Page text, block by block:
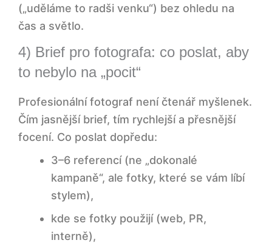
(„uděláme to radši venku“) bez ohledu na
čas a světlo.
4) Brief pro fotografa: co poslat, aby
to nebylo na „pocit“
Profesionální fotograf není čtenář myšlenek.
Čím jasnější brief, tím rychlejší a přesnější
focení. Co poslat dopředu:
3–6 referencí (ne „dokonalé
kampaně“, ale fotky, které se vám líbí
stylem),
kde se fotky použijí (web, PR,
interně),